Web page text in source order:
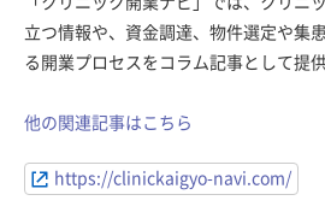
立つ情報や、資金調達、物件選定や集
る開業プロセスをコラム記事として提
他の関連記事はこちら
https://clinickaigyo-navi.com/